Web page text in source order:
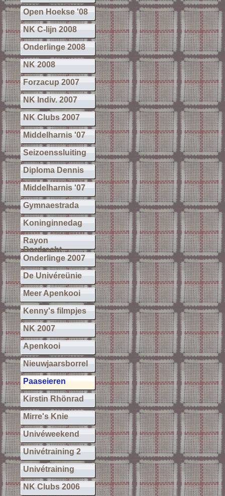
Open Hoekse '08
NK C-lijn 2008
Onderlinge 2008
NK 2008
Forzacup 2007
NK Indiv. 2007
NK Clubs 2007
Middelharnis '07
Seizoenssluiting
Diploma Dennis
Middelharnis '07
Gymnaestrada
Koninginnedag
Rayon
Dordrecht
Onderlinge 2007
De Univéreünie
Meer Apenkooi
Kenny's filmpjes
NK 2007
Apenkooi
Nieuwjaarsborrel
Paaseieren
Kirstin Rhönrad
Mirre's Knie
Univéweekend
Univétraining 2
Univétraining
NK Clubs 2006